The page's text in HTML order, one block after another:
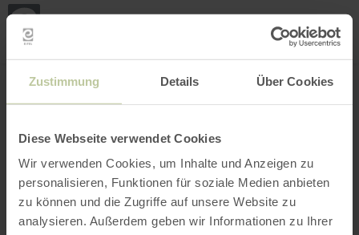
Zustimmung Details Über Cookies
Diese Webseite verwendet Cookies
Wir verwenden Cookies, um Inhalte und Anzeigen zu
personalisieren, Funktionen für soziale Medien anbieten
zu können und die Zugriffe auf unsere Website zu
analysieren. Außerdem geben wir Informationen zu Ihrer
INTERACTIEVE KAART
Mijn
Filter openen